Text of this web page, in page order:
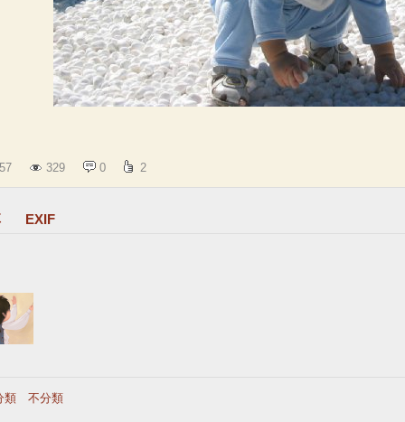
57 329 0 2
EXIF
類 不分類